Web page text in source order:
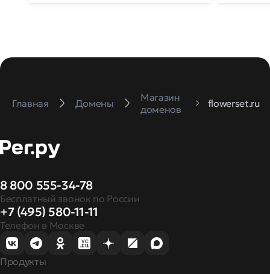
Главная Домены
Магазин
доменов
flowerset.ru
8 800 555-34-78
Бесплатный звонок по России
+7 (495) 580-11-11
Телефон в Москве
Продукты